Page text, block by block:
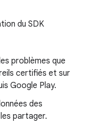
du SDK
problèmes que
certifiés et sur
Google Play.
des
partager.